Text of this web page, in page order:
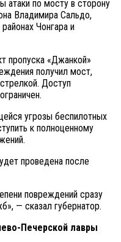
атаки по мосту в сторону
Владимира Сальдо,
Чонгара и
пропуска «Джанкой»
получил мост,
Доступ
угрозы беспилотных
к полноценному
проведена после
повреждений сразу
— сказал губернатор.
Печерской лавры